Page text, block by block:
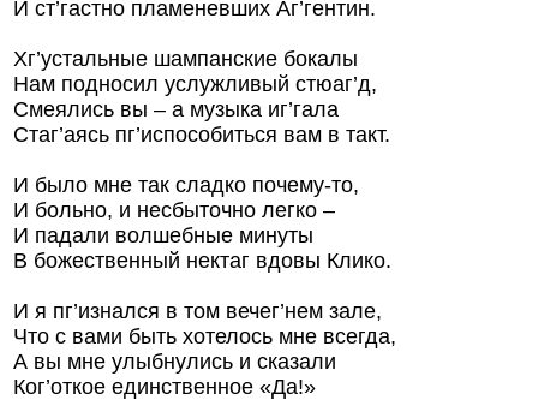
И ст’гастно пламеневших Аг’гентин.
Хг’устальные шампанские бокалы
Нам подносил услужливый стюаг’д,
Смеялись вы – а музыка иг’гала
Стаг’аясь пг’испособиться вам в такт.
И было мне так сладко почему-то,
И больно, и несбыточно легко –
И падали волшебные минуты
В божественный нектаг вдовы Клико.
И я пг’изнался в том вечег’нем зале,
Что с вами быть хотелось мне всегда,
А вы мне улыбнулись и сказали
Ког’откое единственное «Да!»